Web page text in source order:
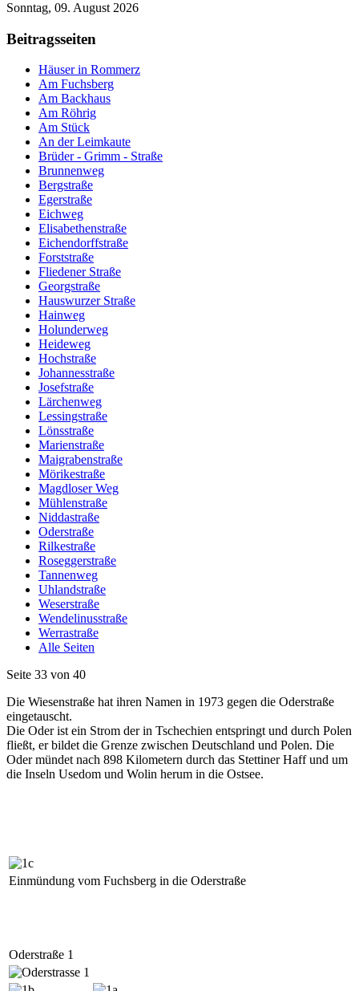
Sonntag, 09. August 2026
Beitragsseiten
Häuser in Rommerz
Am Fuchsberg
Am Backhaus
Am Röhrig
Am Stück
An der Leimkaute
Brüder - Grimm - Straße
Brunnenweg
Bergstraße
Egerstraße
Eichweg
Elisabethenstraße
Eichendorffstraße
Forststraße
Fliedener Straße
Georgstraße
Hauswurzer Straße
Hainweg
Holunderweg
Heideweg
Hochstraße
Johannesstraße
Josefstraße
Lärchenweg
Lessingstraße
Lönsstraße
Marienstraße
Maigrabenstraße
Mörikestraße
Magdloser Weg
Mühlenstraße
Niddastraße
Oderstraße
Rilkestraße
Roseggerstraße
Tannenweg
Uhlandstraße
Weserstraße
Wendelinusstraße
Werrastraße
Alle Seiten
Seite 33 von 40
Die Wiesenstraße hat ihren Namen in 1973 gegen die Oderstraße
eingetauscht.
Die Oder ist ein Strom der in Tschechien entspringt und durch Polen
fließt, er bildet die Grenze zwischen Deutschland und Polen. Die
Oder mündet nach 898 Kilometern durch das Stettiner Haff und um
die Inseln Usedom und Wolin herum in die Ostsee.
Einmündung vom Fuchsberg in die Oderstraße
Oderstraße 1